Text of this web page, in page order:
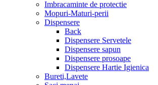
Imbracaminte de protectie
Mopuri-Maturi-perii
Dispensere
Back
Dispensere Servetele
Dispensere sapun
Dispensere prosoape
Dispensere Hartie Igienica
Bureti,Lavete